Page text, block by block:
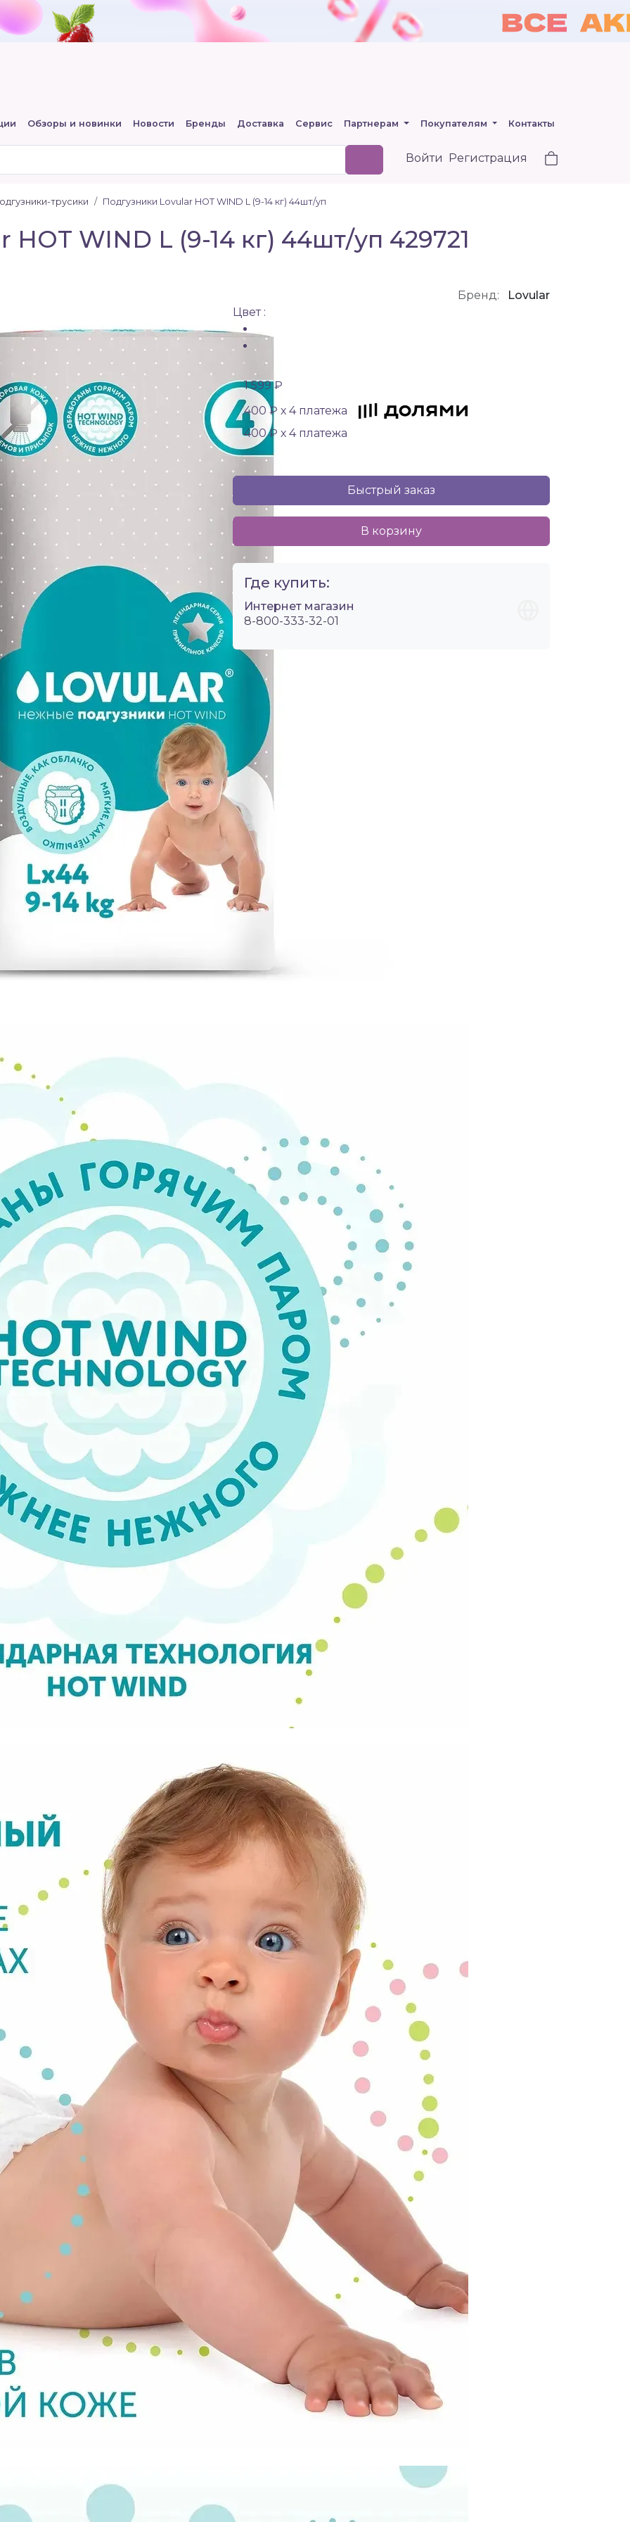
Обзоры и новинки Новости Бренды Доставка Сервис Партнерам Покупателям Контакты
Войти Регистрация
трусики Подгузники Lovular HOT WIND L (9-14 кг) 44шт/уп
WIND L (9-14 кг) 44шт/уп 429721
Бренд:
Lovular
Цвет :
1 599 ₽
400 ₽ х 4 платежа
400 ₽ х 4 платежа
Быстрый заказ
В корзину
Где купить:
Интернет магазин
8-800-333-32-01